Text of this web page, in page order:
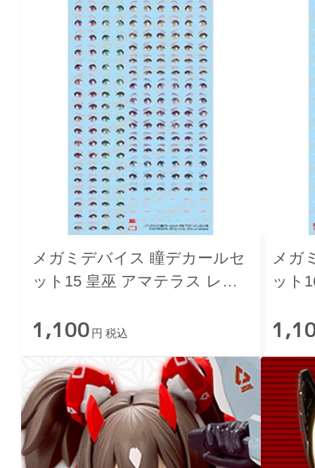
メガミデバイス 瞳デカールセ
ット15 皇巫 アマテラス レガ
1,100 円 税込
メガ
ット